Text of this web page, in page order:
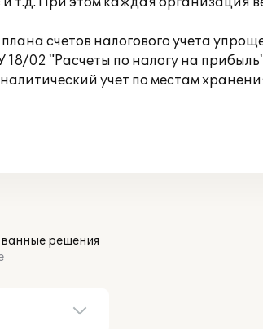
счетов налогового учета
02 "Расчеты по налогу на
учет по местам
решения